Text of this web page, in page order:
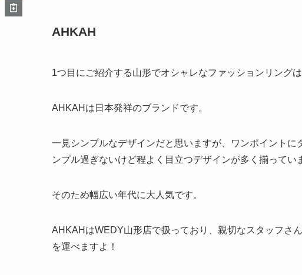
AHKAH
1つ目にご紹介する山形でオシャレなファッションリング
AHKAHは日本発祥のブランドです。
一見シンプルなデザインだと思いますが、ワンポイント
ンプル過ぎないけど程よく目立つデザインが多く揃ってい
そのため幅広い年代に大人気です。
AHKAHはWEDY山形店で扱っており、親切なスタッフさ
を運べますよ！